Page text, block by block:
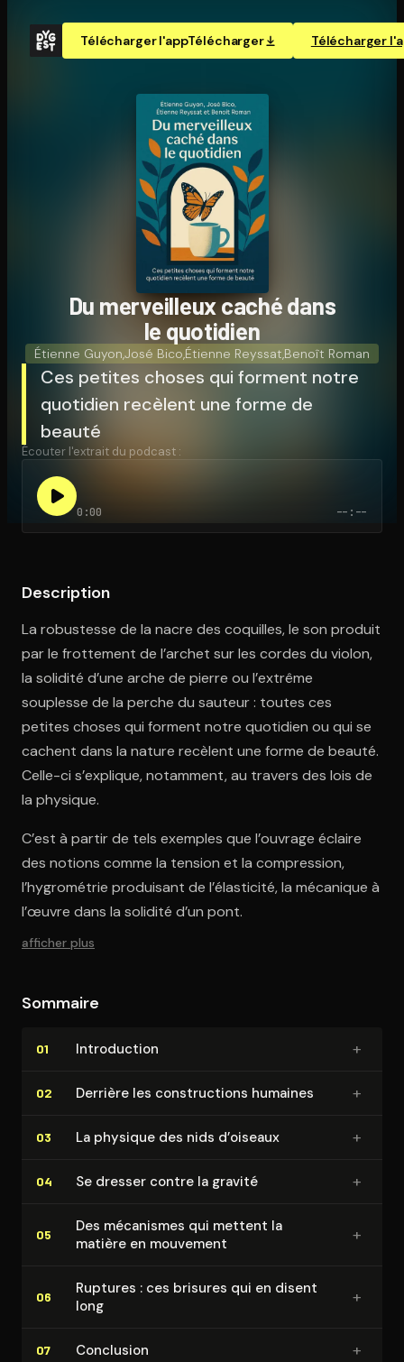
Télécharger l'appTélécharger Télécharger
Ouvre l'app Appareil photo, pointe sur le code. C'est gratuit à
Du merveilleux caché dans
le quotidien
Étienne GuyonJosé Bico Étienne Reyssat Benoît Roman
Ces petites choses qui forment notre
quotidien recèlent une forme de
beauté
Écouter l'extrait du podcast :
0:00 --:--
Description
La robustesse de la nacre des coquilles, le son produit
par le frottement de l’archet sur les cordes du violon,
la solidité d’une arche de pierre ou l’extrême
souplesse de la perche du sauteur : toutes ces
petites choses qui forment notre quotidien ou qui se
cachent dans la nature recèlent une forme de beauté.
Celle-ci s’explique, notamment, au travers des lois de
la physique.
C’est à partir de tels exemples que l’ouvrage éclaire
des notions comme la tension et la compression,
l’hygrométrie produisant de l’élasticité, la mécanique à
l’œuvre dans la solidité d’un pont.
afficher plus
Sommaire
01 In­tro­duc­tion +
02 Derrière les construc­tions humaines +
03 La physique des nids d’oiseaux +
04 Se dresser contre la gravité +
05
Des mécanismes qui mettent la
matière en mouvement
+
06
Ruptures : ces brisures qui en disent
long
+
07 Conclusion +